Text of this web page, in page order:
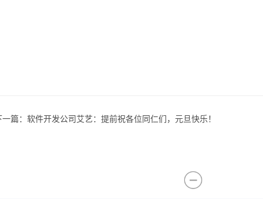
篇： 软件开发公司艾艺：提前祝各位同仁们，元旦快乐！